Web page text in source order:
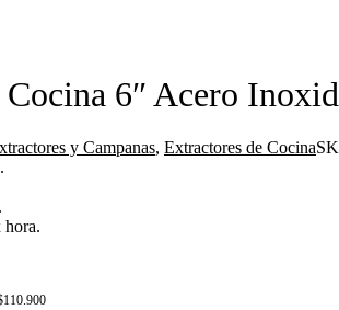
6″ Acero
y Campanas, Extractores de Cocina
hora.
110.900